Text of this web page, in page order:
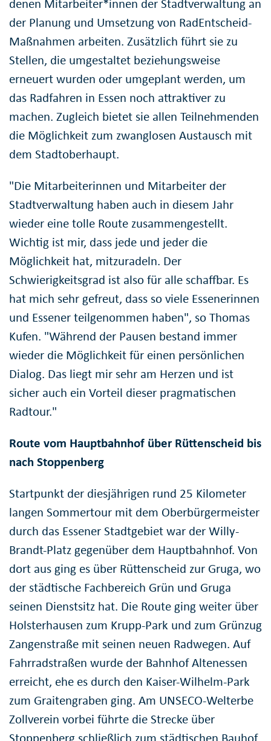
denen Mitarbeiter*innen der Stadtverwaltung an
der Planung und Umsetzung von RadEntscheid-
Maßnahmen arbeiten. Zusätzlich führt sie zu
Stellen, die umgestaltet beziehungsweise
erneuert wurden oder umgeplant werden, um
das Radfahren in Essen noch attraktiver zu
machen. Zugleich bietet sie allen Teilnehmenden
die Möglichkeit zum zwanglosen Austausch mit
dem Stadtoberhaupt.
"Die Mitarbeiterinnen und Mitarbeiter der
Stadtverwaltung haben auch in diesem Jahr
wieder eine tolle Route zusammengestellt.
Wichtig ist mir, dass jede und jeder die
Möglichkeit hat, mitzuradeln. Der
Schwierigkeitsgrad ist also für alle schaffbar. Es
hat mich sehr gefreut, dass so viele Essenerinnen
und Essener teilgenommen haben", so Thomas
Kufen. "Während der Pausen bestand immer
wieder die Möglichkeit für einen persönlichen
Dialog. Das liegt mir sehr am Herzen und ist
sicher auch ein Vorteil dieser pragmatischen
Radtour."
Route vom Hauptbahnhof über Rüttenscheid bis
nach Stoppenberg
Startpunkt der diesjährigen rund 25 Kilometer
langen Sommertour mit dem Oberbürgermeister
durch das Essener Stadtgebiet war der Willy-
Brandt-Platz gegenüber dem Hauptbahnhof. Von
dort aus ging es über Rüttenscheid zur Gruga, wo
der städtische Fachbereich Grün und Gruga
seinen Dienstsitz hat. Die Route ging weiter über
Holsterhausen zum Krupp-Park und zum Grünzug
Zangenstraße mit seinen neuen Radwegen. Auf
Fahrradstraßen wurde der Bahnhof Altenessen
erreicht, ehe es durch den Kaiser-Wilhelm-Park
zum Graitengraben ging. Am UNSECO-Welterbe
Zollverein vorbei führte die Strecke über
Stoppenberg schließlich zum städtischen Bauhof